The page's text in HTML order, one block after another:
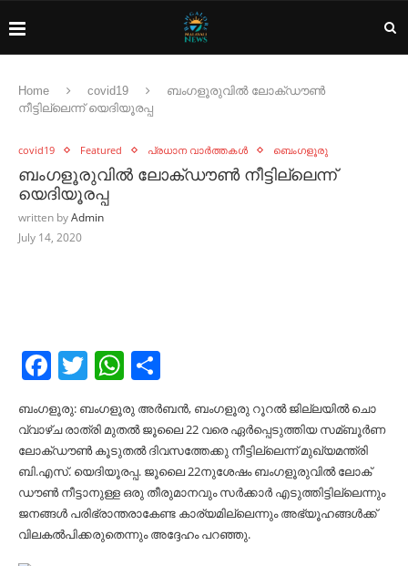
Home covid19
ബംഗളൂരുവില്‍ ലോക്​ഡൗണ്‍
നീട്ടില്ലെന്ന് യെദിയൂരപ്പ
covid19 Featured പ്രധാന വാർത്തകൾ ബെംഗളൂരു
ബംഗളൂരുവില്‍ ലോക്​ഡൗണ്‍ നീട്ടില്ലെന്ന്
യെദിയൂരപ്പ
written byAdmin
July 14, 2020
Facebook
TwitterWhatsApp
ബം​ഗ​ളൂ​രു: ബം​ഗ​ളൂ​രു അ​ര്‍​ബ​ന്‍, ബം​ഗ​ളൂ​രു റൂ​റ​ല്‍ ജി​ല്ല​യി​ല്‍ ചൊ​
വ്വാ​ഴ്ച രാ​ത്രി മു​ത​ല്‍ ജൂ​ലൈ 22 വ​രെ ഏ​ര്‍​പ്പെ​ടു​ത്തി​യ സ​മ്ബൂ​ര്‍​ണ
ലോ​ക്​​ഡൗ​ണ്‍ കൂ​ടു​ത​ല്‍ ദി​വ​സ​ത്തേ​ക്കു നീ​ട്ടി​ല്ലെ​ന്ന് മു​ഖ്യ​മ​ന്ത്രി
ബി.​എ​സ്. യെ​ദി​യൂ​ര​പ്പ. ജൂ​ലൈ 22നു​ശേ​ഷം ബം​ഗ​ളൂ​രു​വി​ല്‍ ലോ​ക്​​
ഡൗ​ണ്‍ നീ​ട്ടാ​നു​ള്ള ഒ​രു തീ​രു​മാ​ന​വും സ​ര്‍​ക്കാ​ര്‍ എ​ടു​ത്തി​ട്ടി​ല്ലെ​ന്നും
ജ​ന​ങ്ങ​ള്‍ പ​രി​ഭ്രാ​ന്ത​രാ​കേ​ണ്ട കാ​ര്യ​മി​ല്ലെ​ന്നും അ​ഭ്യൂ​ഹ​ങ്ങ​ള്‍​ക്ക്
വി​ല​ക​ല്‍​പി​ക്ക​രു​തെ​ന്നും അ​ദ്ദേ​ഹം പ​റ​ഞ്ഞു.